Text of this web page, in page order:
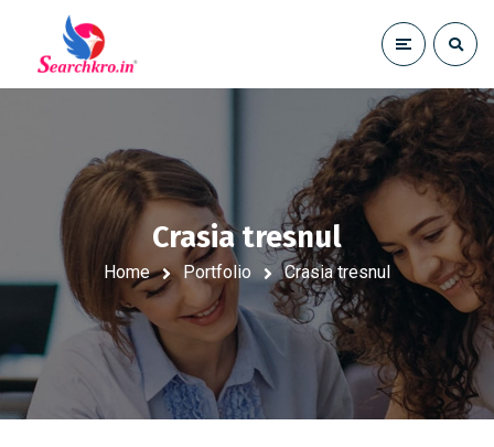
Crasia tresnul
Home Portfolio Crasia tresnul